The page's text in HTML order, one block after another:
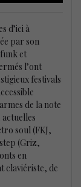
d’ici à
par son
et
l’ont
festivals
de la note
actuelles
soul (FKJ,
(Griz,
en
claviériste, de